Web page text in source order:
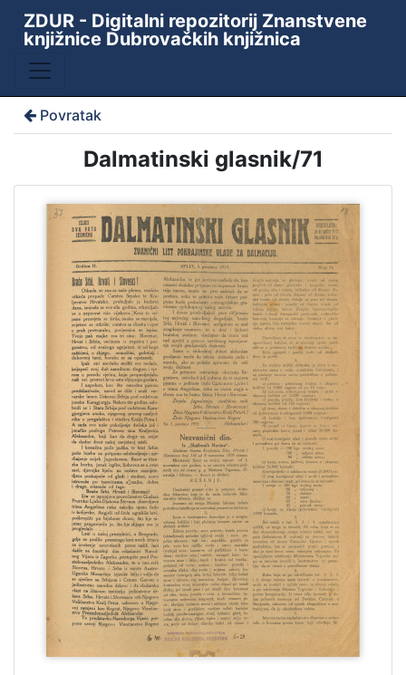
ZDUR - Digitalni repozitorij Znanstvene
knjižnice Dubrovačkih knjižnica
Povratak
Dalmatinski glasnik/71